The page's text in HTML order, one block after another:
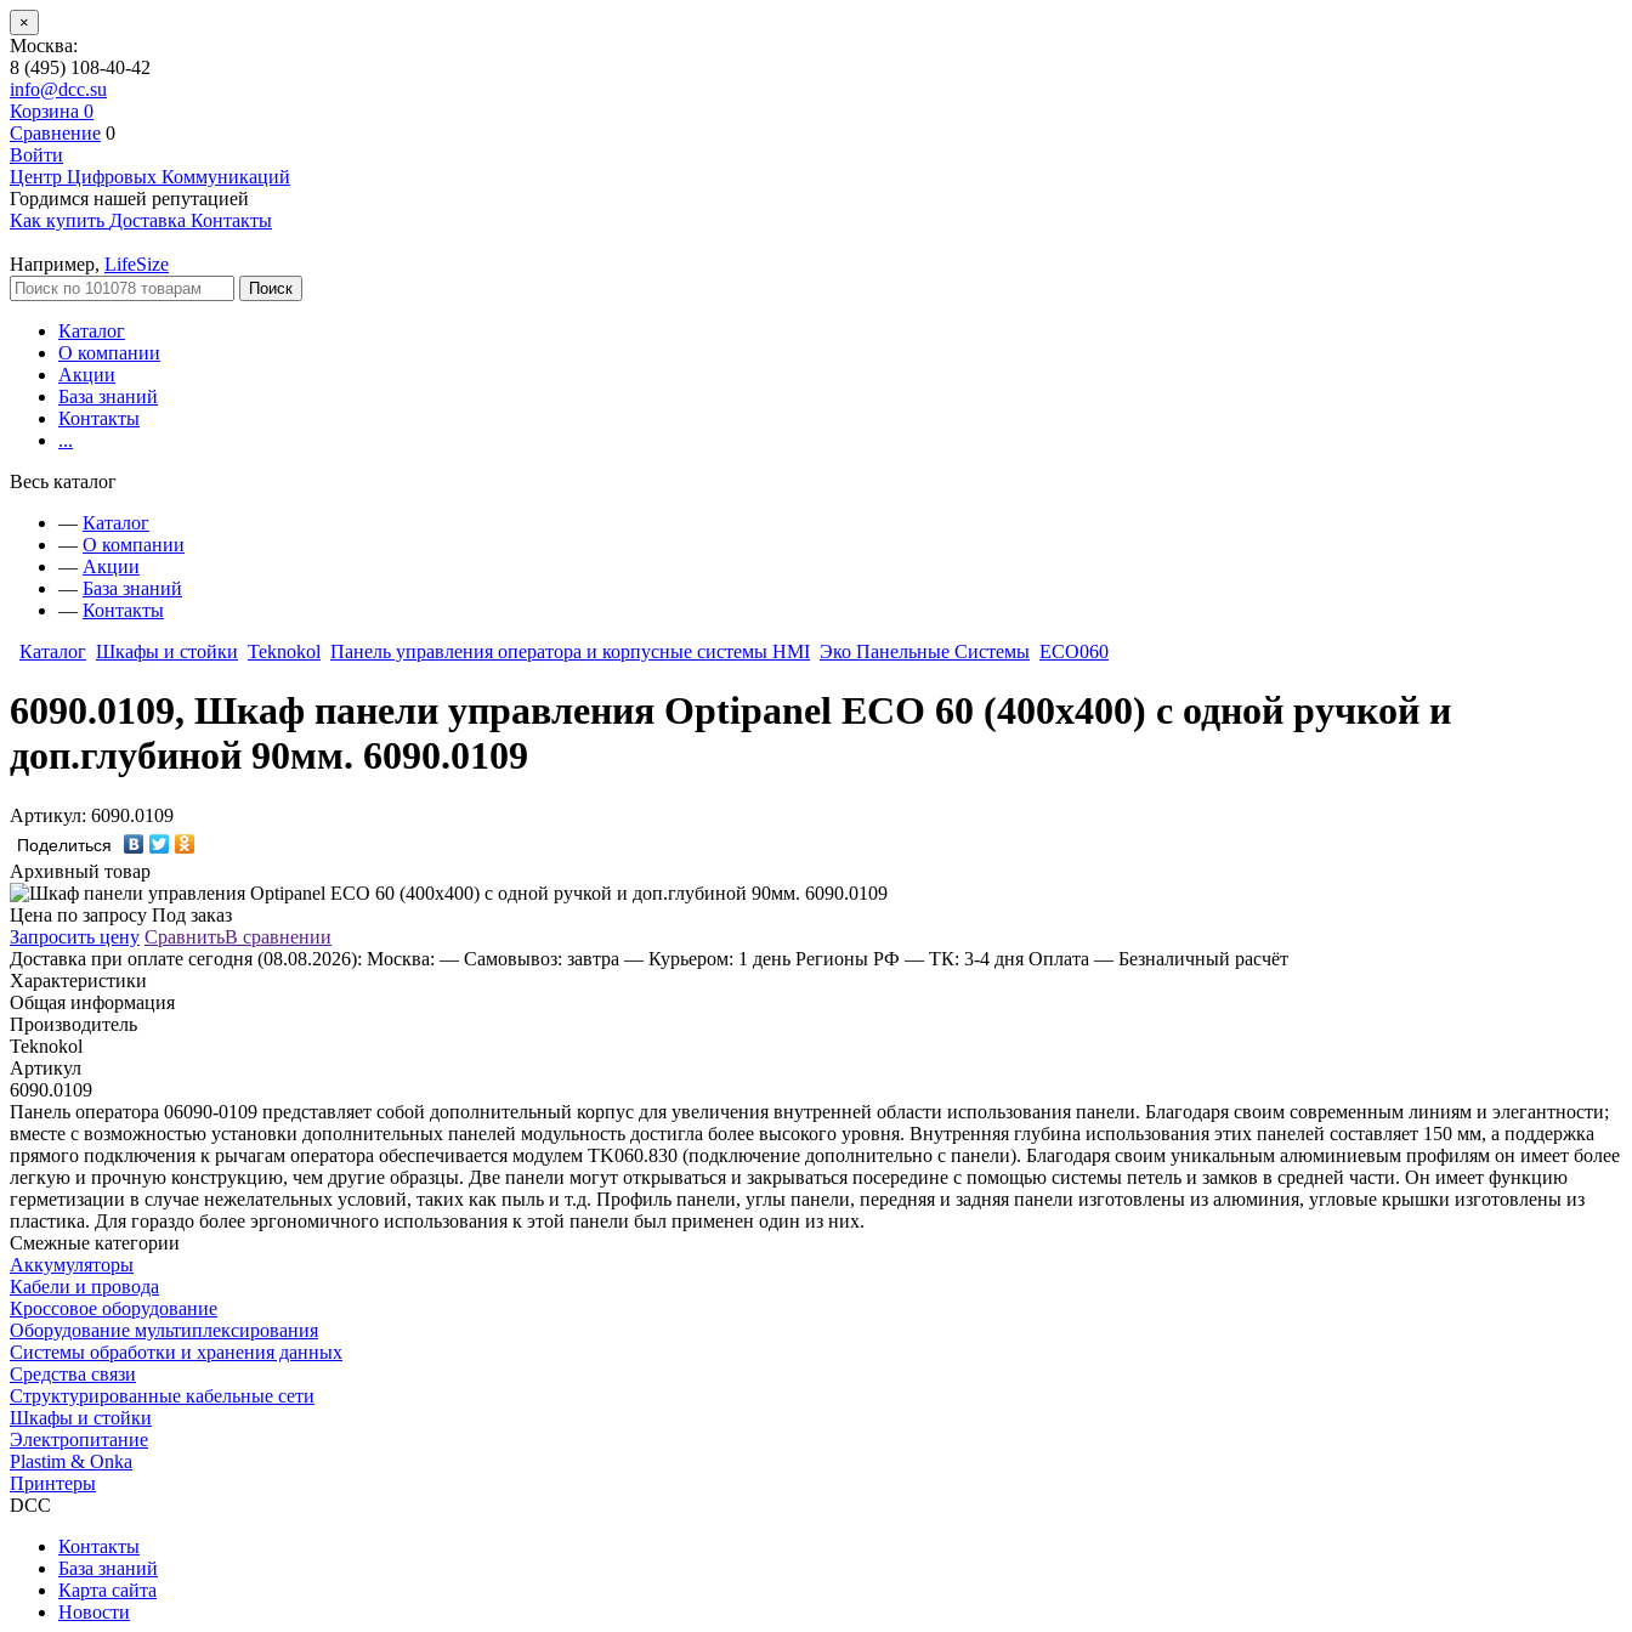
×
Москва:
8 (495) 108-40-42
info@dcc.su
Корзина 0
Сравнение 0
Войти
Центр Цифровых Коммуникаций
Гордимся нашей репутацией
Как купить Доставка Контакты
Например, LifeSize
Поиск
Каталог
О компании
Акции
База знаний
Контакты
...
Весь каталог
— Каталог
— О компании
— Акции
— База знаний
— Контакты
Каталог Шкафы и стойки Teknokol Панель управления оператора и корпусные системы HMI Эко Панельные Системы ECO060
6090.0109, Шкаф панели управления Optipanel ECO 60 (400х400) с одной ручкой и
доп.глубиной 90мм. 6090.0109
Артикул: 6090.0109
Поделиться
Архивный товар
Цена по запросу Под заказ
Запросить цену СравнитьВ сравнении
Доставка при оплате сегодня (08.08.2026): Москва: — Самовывоз: завтра — Курьером: 1 день Регионы РФ — ТК: 3-4 дня Оплата — Безналичный расчёт
Характеристики
Общая информация
Производитель
Teknokol
Артикул
6090.0109
Панель оператора 06090-0109 представляет собой дополнительный корпус для увеличения внутренней области использования панели. Благодаря своим современным линиям и элегантности;
вместе с возможностью установки дополнительных панелей модульность достигла более высокого уровня. Внутренняя глубина использования этих панелей составляет 150 мм, а поддержка
прямого подключения к рычагам оператора обеспечивается модулем TK060.830 (подключение дополнительно с панели). Благодаря своим уникальным алюминиевым профилям он имеет более
легкую и прочную конструкцию, чем другие образцы. Две панели могут открываться и закрываться посередине с помощью системы петель и замков в средней части. Он имеет функцию
герметизации в случае нежелательных условий, таких как пыль и т.д. Профиль панели, углы панели, передняя и задняя панели изготовлены из алюминия, угловые крышки изготовлены из
пластика. Для гораздо более эргономичного использования к этой панели был применен один из них.
Смежные категории
Аккумуляторы
Кабели и провода
Кроссовое оборудование
Оборудование мультиплексирования
Системы обработки и хранения данных
Средства связи
Структурированные кабельные сети
Шкафы и стойки
Электропитание
Plastim & Onka
Принтеры
DCC
Контакты
База знаний
Карта сайта
Новости